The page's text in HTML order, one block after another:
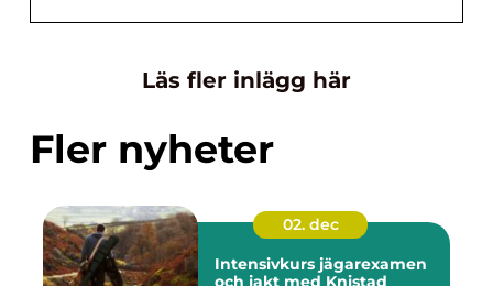
Läs fler inlägg här
Fler nyheter
02. dec
Intensivkurs jägarexamen
och jakt med Knistad